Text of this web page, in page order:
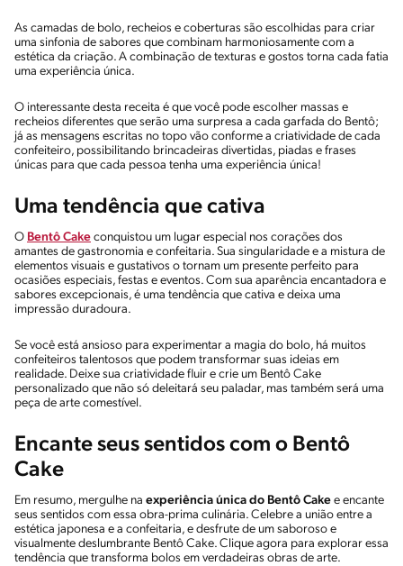
As camadas de bolo, recheios e coberturas são escolhidas para criar
uma sinfonia de sabores que combinam harmoniosamente com a
estética da criação. A combinação de texturas e gostos torna cada fatia
uma experiência única.
O interessante desta receita é que você pode escolher massas e
recheios diferentes que serão uma surpresa a cada garfada do Bentô;
já as mensagens escritas no topo vão conforme a criatividade de cada
confeiteiro, possibilitando brincadeiras divertidas, piadas e frases
únicas para que cada pessoa tenha uma experiência única!
Uma tendência que cativa
O Bentô Cake conquistou um lugar especial nos corações dos
amantes de gastronomia e confeitaria. Sua singularidade e a mistura de
elementos visuais e gustativos o tornam um presente perfeito para
ocasiões especiais, festas e eventos. Com sua aparência encantadora e
sabores excepcionais, é uma tendência que cativa e deixa uma
impressão duradoura.
Se você está ansioso para experimentar a magia do bolo, há muitos
confeiteiros talentosos que podem transformar suas ideias em
realidade. Deixe sua criatividade fluir e crie um Bentô Cake
personalizado que não só deleitará seu paladar, mas também será uma
peça de arte comestível.
Encante seus sentidos com o Bentô
Cake
Em resumo, mergulhe na experiência única do Bentô Cake e encante
seus sentidos com essa obra-prima culinária. Celebre a união entre a
estética japonesa e a confeitaria, e desfrute de um saboroso e
visualmente deslumbrante Bentô Cake. Clique agora para explorar essa
tendência que transforma bolos em verdadeiras obras de arte.